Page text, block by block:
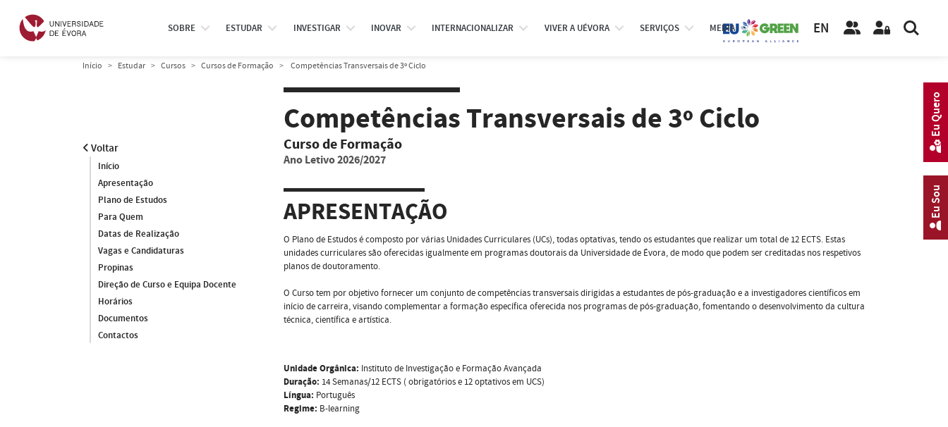
SOBRE ESTUDAR INVESTIGAR INOVAR INTERNACIONALIZAR VIVER A UÉVORA SERVIÇOS MEDIA EN
Início Estudar Cursos Cursos de Formação Competências Transversais de 3º Ciclo
Voltar
Início
Apresentação
Plano de Estudos
Para Quem
Datas de Realização
Vagas e Candidaturas
Propinas
Direção de Curso e Equipa Docente
Horários
Documentos
Contactos
Competências Transversais de 3º Ciclo
Curso de Formação
Ano Letivo 2026/2027
APRESENTAÇÃO
O Plano de Estudos é composto por várias Unidades Curriculares (UCs), todas optativas, tendo os estudantes que realizar um total de 12 ECTS. Estas
unidades curriculares são oferecidas igualmente em programas doutorais da Universidade de Évora, de modo que podem ser creditadas nos respetivos
planos de doutoramento.
O Curso tem por objetivo fornecer um conjunto de competências transversais dirigidas a estudantes de pós-graduação e a investigadores científicos em
início de carreira, visando complementar a formação específica oferecida nos programas de pós-graduação, fomentando o desenvolvimento da cultura
técnica, científica e artística.
Unidade Orgânica: Instituto de Investigação e Formação Avançada
Duração: 14 Semanas/12 ECTS ( obrigatórios e 12 optativos em UCS)
Língua: Português
Regime: B-learning
Eu Sou
Eu Quero